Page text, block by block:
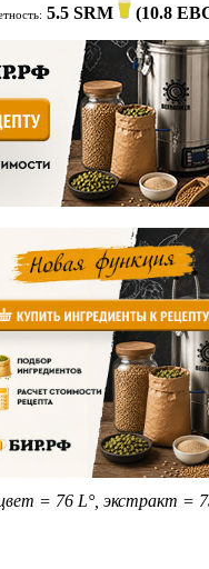
5.5 SRM (10.8
= 76 L°, экстракт =